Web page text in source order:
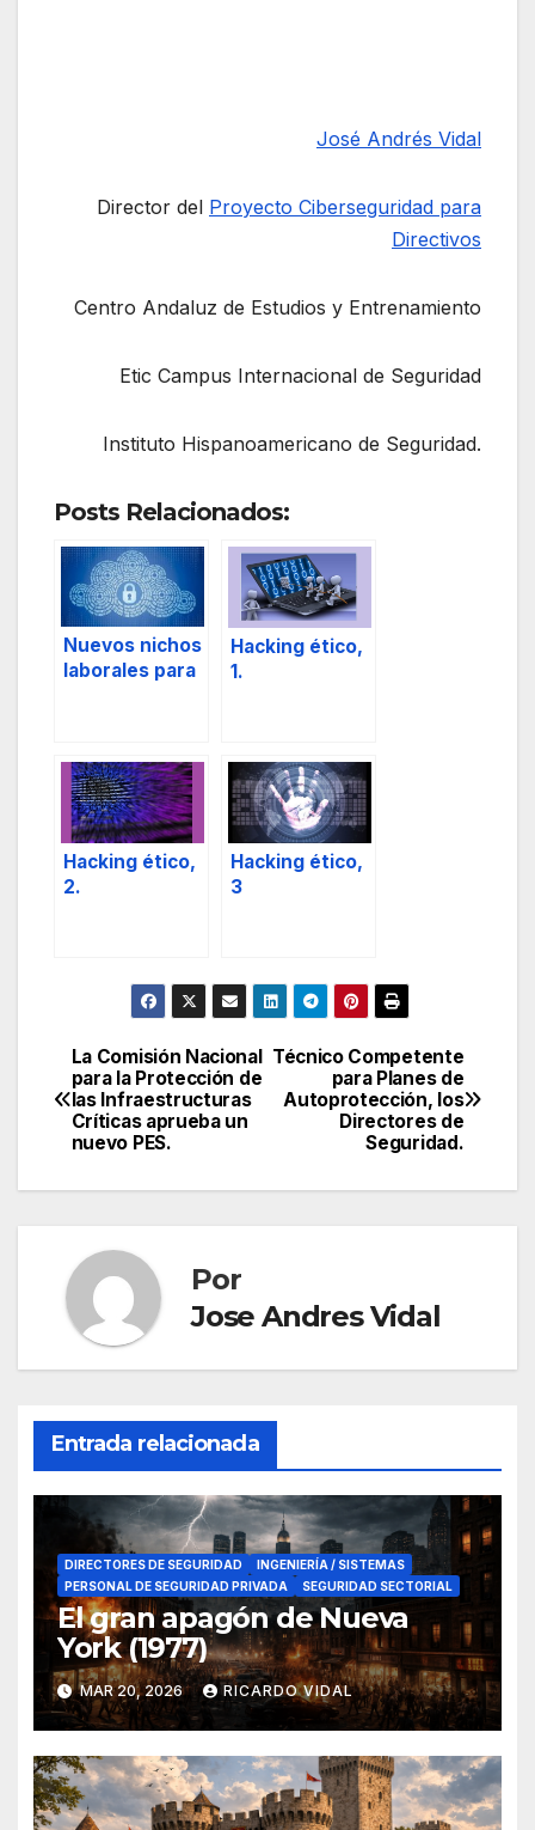
José Andrés Vidal
Director del Proyecto Ciberseguridad para
Directivos
Centro Andaluz de Estudios y Entrenamiento
Etic Campus Internacional de Seguridad
Instituto Hispanoamericano de Seguridad.
Posts Relacionados:
Nuevos nichos
laborales para
Hacking ético,
1.
Hacking ético,
2.
Hacking ético,
3
Navegación
de
Técnico Competente
para Planes de
Autoprotección, los
Directores de
Seguridad.
La Comisión Nacional
para la Protección de
las Infraestructuras
Críticas aprueba un
nuevo PES.
Por
Jose Andres Vidal
Entrada relacionada
DIRECTORES DE SEGURIDAD
INGENIERÍA / SISTEMAS
PERSONAL DE SEGURIDAD PRIVADA
SEGURIDAD SECTORIAL
El gran apagón de Nueva
York (1977)
MAR 20, 2026 RICARDO VIDAL